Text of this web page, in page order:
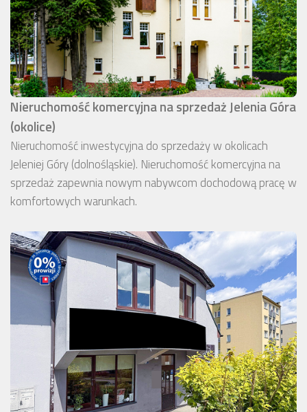
Nieruchomość komercyjna na sprzedaż Jelenia Góra
(okolice)
Nieruchomość inwestycyjna do sprzedaży w okolicach
Jeleniej Góry (dolnośląskie). Nieruchomość komercyjna na
sprzedaż zapewnia nowym nabywcom dochodową pracę w
komfortowych warunkach.